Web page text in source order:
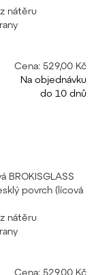
nátěru
Cena: 529,00 Kč
Na objednávku
do 10 dnů
BROKISGLASS
povrch (lícová
nátěru
Cena: 529,00 Kč